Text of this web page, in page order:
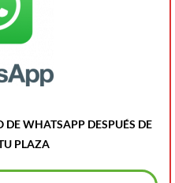
DE WHATSAPP DESPUÉS DE
PLAZA